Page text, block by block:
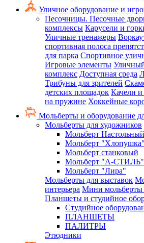
Уличное оборудование и
Песочницы. Песочные
комплексы Карусели и
Уличные тренажеры
спортивная полоса
для парка Спортивное
Игровые элементы
комплекс Доступная среда
Трибуны для зрителей
детских площадок Качели
на пружине Хоккейные
Мольберты и оборудование
Мольберты для художников
Мольберт Настольный
Мольберт "Хлопушка"
Мольберт станковый
Мольберт "А-СТИЛЬ"
Мольберт "Лира"
Мольберты для выставок
интерьера Мини мольберты
Планшеты и студийное
Студийное
ПЛАНШЕТЫ
ПАЛИТРЫ
Этюдники